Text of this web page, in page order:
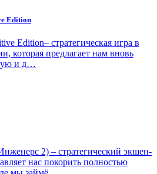
Edition
Edition– стратегическая игра в
которая предлагает нам вновь
и д…
2) – стратегический экшен-
нас покорить полностью